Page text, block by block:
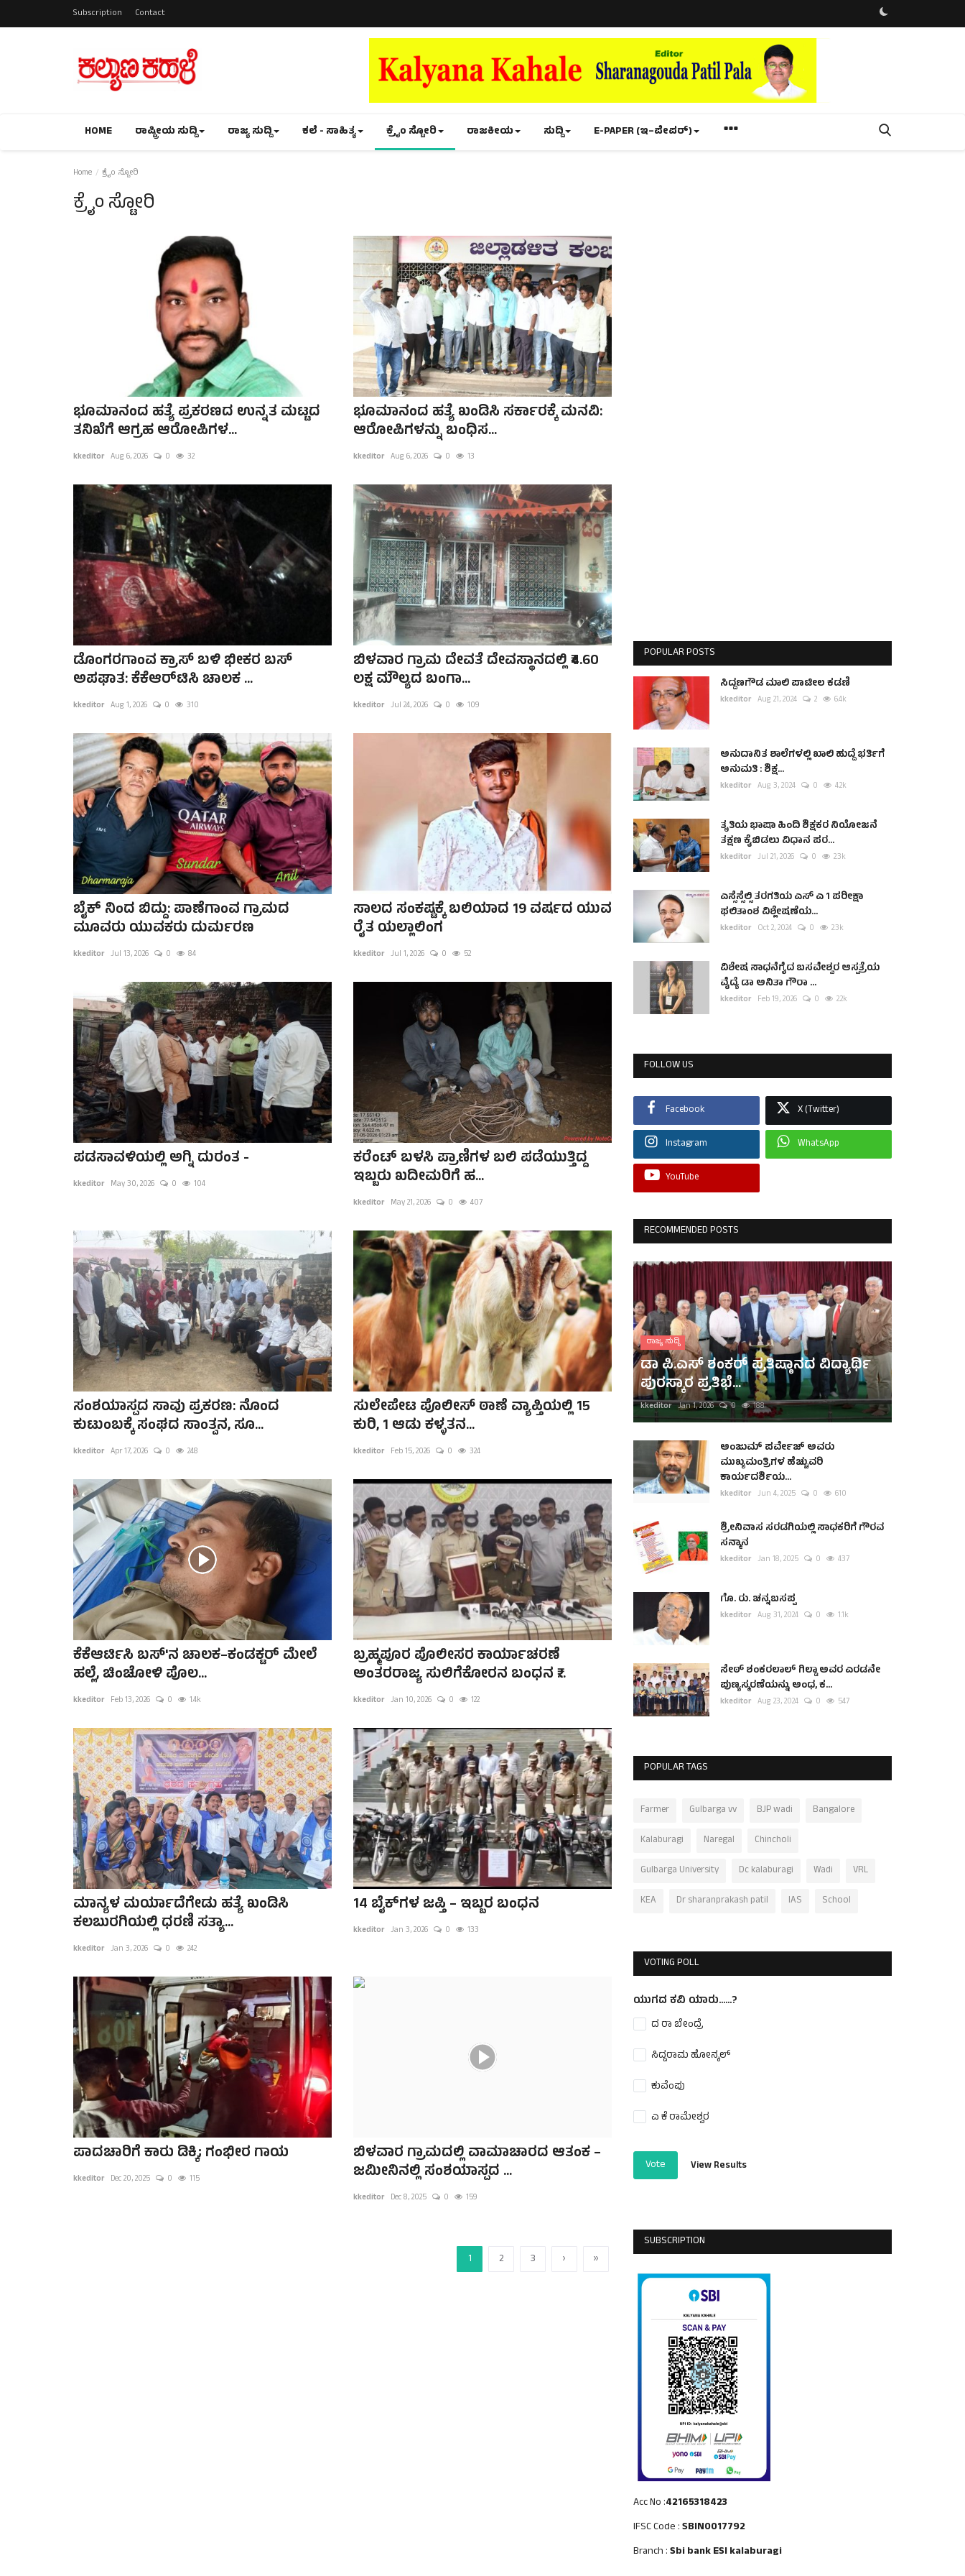
Subscription Contact
HOME ರಾಷ್ಟ್ರೀಯ ಸುದ್ದಿ ರಾಜ್ಯ ಸುದ್ದಿ ಕಲೆ - ಸಾಹಿತ್ಯ ಕ್ರೈಂ ಸ್ಟೋರಿ ರಾಜಕೀಯ ಸುದ್ದಿ E-PAPER (ಇ–ಪೇಪರ್‌)
Home ಕ್ರೈಂ ಸ್ಟೋರಿ
ಕ್ರೈಂ ಸ್ಟೋರಿ
ಭೂಮಾನಂದ ಹತ್ಯೆ ಪ್ರಕರಣದ ಉನ್ನತ ಮಟ್ಟದ
ತನಿಖೆಗೆ ಆಗ್ರಹ ಆರೋಪಿಗಳ...
kkeditor Aug 6, 2026 0 32
ಭೂಮಾನಂದ ಹತ್ಯೆ ಖಂಡಿಸಿ ಸರ್ಕಾರಕ್ಕೆ ಮನವಿ:
ಆರೋಪಿಗಳನ್ನು ಬಂಧಿಸ...
kkeditor Aug 6, 2026 0 13
ಡೊಂಗರಗಾಂವ ಕ್ರಾಸ್ ಬಳಿ ಭೀಕರ ಬಸ್
ಅಪಘಾತ: ಕೆಕೆಆರ್‌ಟಿಸಿ ಚಾಲಕ ...
kkeditor Aug 1, 2026 0 310
ಬಿಳವಾರ ಗ್ರಾಮ ದೇವತೆ ದೇವಸ್ಥಾನದಲ್ಲಿ ₹4.60
ಲಕ್ಷ ಮೌಲ್ಯದ ಬಂಗಾ...
kkeditor Jul 24, 2026 0 109
ಬೈಕ್ ನಿಂದ ಬಿದ್ದು: ಪಾಣೆಗಾಂವ ಗ್ರಾಮದ
ಮೂವರು ಯುವಕರು ದುರ್ಮರಣ
kkeditor Jul 13, 2026 0 84
ಸಾಲದ ಸಂಕಷ್ಟಕ್ಕೆ ಬಲಿಯಾದ 19 ವರ್ಷದ ಯುವ
ರೈತ ಯಲ್ಲಾಲಿಂಗ
kkeditor Jul 1, 2026 0 52
ಪಡಸಾವಳಿಯಲ್ಲಿ ಅಗ್ನಿ ದುರಂತ -
kkeditor May 30, 2026 0 104
ಕರೆಂಟ್ ಬಳಸಿ ಪ್ರಾಣಿಗಳ ಬಲಿ ಪಡೆಯುತ್ತಿದ್ದ
ಇಬ್ಬರು ಖದೀಮರಿಗೆ ಹ...
kkeditor May 21, 2026 0 407
ಸಂಶಯಾಸ್ಪದ ಸಾವು ಪ್ರಕರಣ: ನೊಂದ
ಕುಟುಂಬಕ್ಕೆ ಸಂಘದ ಸಾಂತ್ವನ, ಸೂ...
kkeditor Apr 17, 2026 0 248
ಸುಲೇಪೇಟ ಪೊಲೀಸ್ ಠಾಣೆ ವ್ಯಾಪ್ತಿಯಲ್ಲಿ 15
ಕುರಿ, 1 ಆಡು ಕಳ್ಳತನ...
kkeditor Feb 15, 2026 0 324
ಕೆಕೆಆರ್ಟಿಸಿ ಬಸ್'ನ ಚಾಲಕ–ಕಂಡಕ್ಟರ್ ಮೇಲೆ
ಹಲ್ಲೆ, ಚಿಂಚೋಳಿ ಪೊಲ...
kkeditor Feb 13, 2026 0 1.4k
ಬ್ರಹ್ಮಪೂರ ಪೊಲೀಸರ ಕಾರ್ಯಾಚರಣೆ
ಅಂತರರಾಜ್ಯ ಸುಲಿಗೆಕೋರನ ಬಂಧನ ₹...
kkeditor Jan 10, 2026 0 122
ಮಾನ್ಯಳ ಮರ್ಯಾದೆಗೇಡು ಹತ್ಯೆ ಖಂಡಿಸಿ
ಕಲಬುರಗಿಯಲ್ಲಿ ಧರಣಿ ಸತ್ಯಾ...
kkeditor Jan 3, 2026 0 242
14 ಬೈಕ್‌ಗಳ ಜಪ್ತಿ – ಇಬ್ಬರ ಬಂಧನ
kkeditor Jan 3, 2026 0 133
ಪಾದಚಾರಿಗೆ ಕಾರು ಡಿಕ್ಕಿ; ಗಂಭೀರ ಗಾಯ
kkeditor Dec 20, 2025 0 115
ಬಿಳವಾರ ಗ್ರಾಮದಲ್ಲಿ ವಾಮಾಚಾರದ ಆತಂಕ –
ಜಮೀನಿನಲ್ಲಿ ಸಂಶಯಾಸ್ಪದ ...
kkeditor Dec 8, 2025 0 159
1 2 3 › »
POPULAR POSTS
ಸಿದ್ದಣಗೌಡ ಮಾಲಿ ಪಾಟೀಲ ಕಡಣಿ
kkeditor Aug 21, 2024 2 6.4k
ಅನುದಾನಿತ ಶಾಲೆಗಳಲ್ಲಿ ಖಾಲಿ ಹುದ್ದೆ ಭರ್ತಿಗೆ
ಅನುಮತಿ : ಶಿಕ್ಷ...
kkeditor Aug 3, 2024 0 4.2k
ತೃತಿಯ ಭಾಷಾ ಹಿಂದಿ ಶಿಕ್ಷಕರ ನಿಯೋಜನೆ
ತಕ್ಷಣ ಕೈಬಿಡಲು ವಿಧಾನ ಪರ...
kkeditor Jul 21, 2026 0 2.3k
ಎಸ್ಸೆಸ್ಸೆಲ್ಸಿ ತರಗತಿಯ ಎಸ್ ಎ 1 ಪರೀಕ್ಷಾ
ಫಲಿತಾಂಶ ವಿಶ್ಲೇಷಣೆಯ...
kkeditor Oct 2, 2024 0 2.3k
ವಿಶೇಷ ಸಾಧನೆಗೈದ ಬಸವೇಶ್ವರ ಆಸ್ಪತ್ರೆಯ
ವೈದ್ಯೆ ಡಾ ಅನಿತಾ ಗೌರಾ ...
kkeditor Feb 19, 2026 0 2.2k
FOLLOW US
Facebook X (Twitter)
Instagram WhatsApp
YouTube
RECOMMENDED POSTS
ರಾಜ್ಯ ಸುದ್ದಿ
ಡಾ ಪಿ.ಎಸ್ ಶಂಕರ್ ಪ್ರತಿಷ್ಠಾನದ ವಿದ್ಯಾರ್ಥಿ
ಪುರಸ್ಕಾರ ಪ್ರತಿಭೆ...
kkeditor Jan 1, 2026 0 188
ಅಂಜುಮ್ ಪರ್ವೇಜ್ ಅವರು
ಮುಖ್ಯಮಂತ್ರಿಗಳ ಹೆಚ್ಚುವರಿ
ಕಾರ್ಯದರ್ಶಿಯ...
kkeditor Jun 4, 2025 0 610
ಶ್ರೀನಿವಾಸ ಸರಡಗಿಯಲ್ಲಿ ಸಾಧಕರಿಗೆ ಗೌರವ
ಸನ್ಮಾನ
kkeditor Jan 18, 2025 0 437
ಗೊ. ರು. ಚನ್ನಬಸಪ್ಪ
kkeditor Aug 31, 2024 0 1.1k
ಸೇಠ್ ಶಂಕರಲಾಲ್ ಗಿಲ್ಡಾ ಅವರ ಎರಡನೇ
ಪುಣ್ಯಸ್ಮರಣೆಯನ್ನು ಅಂಧ, ಕ...
kkeditor Aug 23, 2024 0 547
POPULAR TAGS
Farmer Gulbarga vv BJP wadi
Bangalore
Kalaburagi
Naregal
Chincholi
Gulbarga University
Dc kalaburagi Wadi
VRL
KEA
Dr sharanprakash patil IAS School
VOTING POLL
ಯುಗದ ಕವಿ ಯಾರು......?
ದ ರಾ ಬೇಂದ್ರೆ
ಸಿದ್ದರಾಮ ಹೋನ್ಕಲ್
ಕುವೆಂಪು
ಎ ಕೆ ರಾಮೇಶ್ವರ
Vote View Results
SUBSCRIPTION
Acc No :42165318423
IFSC Code :SBIN0017792
Branch :Sbi bank ESI kalaburagi